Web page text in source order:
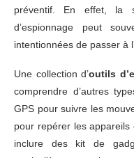
préventif. En effet, la
d’espionnage peut
intentionnées de passer à
Une collection d’outils
comprendre d’autres
GPS pour suivre les
pour repérer les
inclure des kit de